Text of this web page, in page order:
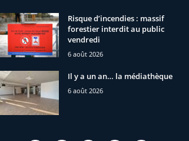
Risque d’incendies : massif
forestier interdit au public
vendredi
6 août 2026
Il y a un an… la médiathèque
6 août 2026